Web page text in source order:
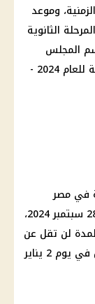
وموعد
الثانوية
المجلس
الأعلى للجامعات، كما تم عرض الخريطة الزمنية للعام 2024 -
في مصر
بالجامعات حيث تبدأ في يوم السبت الموافق 28 سبتمبر 2024،
لن تقل عن
14 أسبوعا، ويون نهاية الفصل الدراسي الأول في يوم 2 يناير